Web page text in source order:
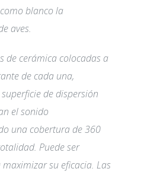
blanco la
aves.
de cerámica colocadas a
de cada una,
de dispersión
el sonido
una cobertura de 360
Puede ser
su eficacia. Las